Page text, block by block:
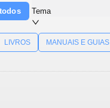
Tema
LIVROS MANUAIS E GUIAS